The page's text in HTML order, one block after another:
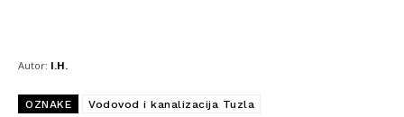
Autor: I.H.
OZNAKE Vodovod i kanalizacija Tuzla